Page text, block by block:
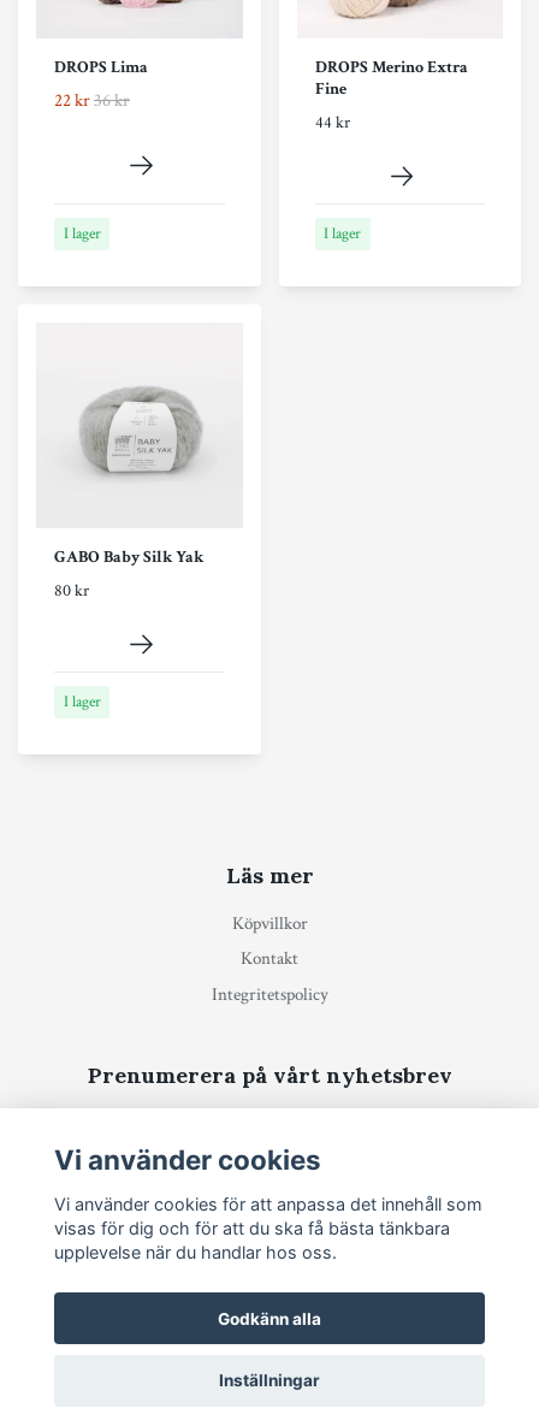
DROPS Lima
22 kr36 kr
I lager
DROPS Merino Extra
Fine
44 kr
I lager
GABO Baby Silk Yak
80 kr
I lager
Läs mer
Köpvillkor
Kontakt
Integritetspolicy
Prenumerera på vårt nyhetsbrev
© 2026 Virkhörnan–Powered by Quickbutik
Vi använder cookies
Vi använder cookies för att anpassa det innehåll som
visas för dig och för att du ska få bästa tänkbara
upplevelse när du handlar hos oss.
Godkänn alla
Inställningar